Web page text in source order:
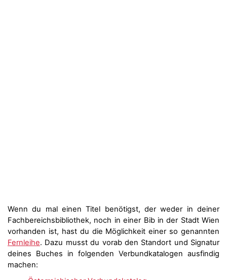
Wenn du mal einen Titel benötigst, der weder in deiner
Fachbereichsbibliothek, noch in einer Bib in der Stadt Wien
vorhanden ist, hast du die Möglichkeit einer so genannten
Fernleihe. Dazu musst du vorab den Standort und Signatur
deines Buches in folgenden Verbundkatalogen ausfindig
machen: